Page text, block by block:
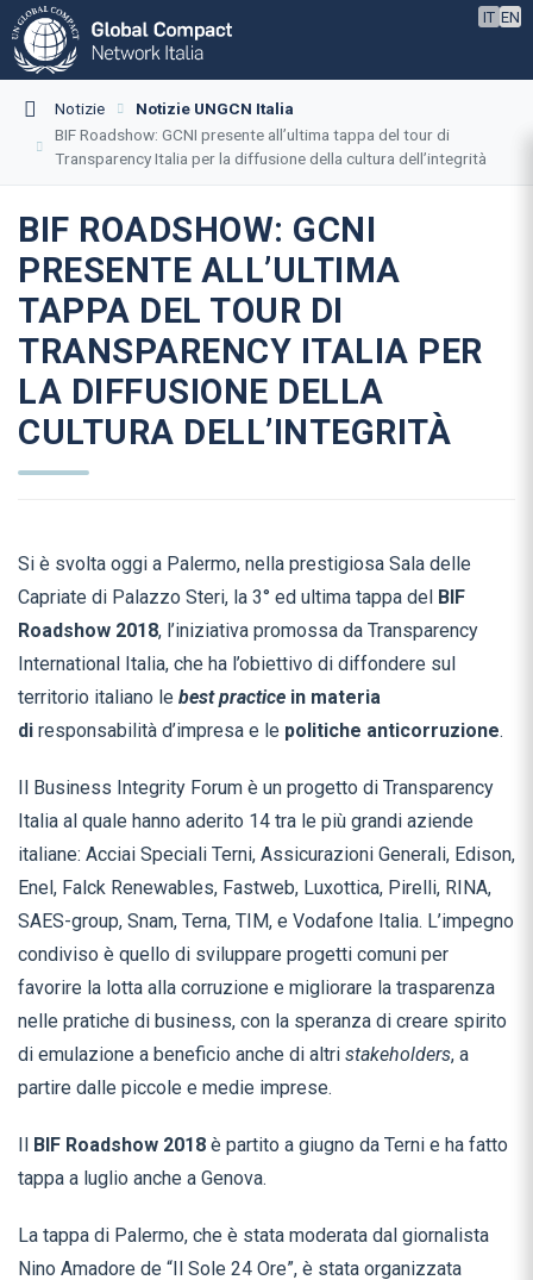
IT EN
Notizie
Notizie UNGCN Italia
BIF Roadshow: GCNI presente all’ultima tappa del tour di
Transparency Italia per la diffusione della cultura dell’integrità
BIF ROADSHOW: GCNI
PRESENTE ALL’ULTIMA
TAPPA DEL TOUR DI
TRANSPARENCY ITALIA PER
LA DIFFUSIONE DELLA
CULTURA DELL’INTEGRITÀ
Si è svolta oggi a Palermo, nella prestigiosa Sala delle
Capriate di Palazzo Steri, la 3° ed ultima tappa del BIF
Roadshow 2018, l’iniziativa promossa da Transparency
International Italia, che ha l’obiettivo di diffondere sul
territorio italiano le best practice in materia
di responsabilità d’impresa e le politiche anticorruzione.
Il Business Integrity Forum è un progetto di Transparency
Italia al quale hanno aderito 14 tra le più grandi aziende
italiane: Acciai Speciali Terni, Assicurazioni Generali, Edison,
Enel, Falck Renewables, Fastweb, Luxottica, Pirelli, RINA,
SAES-group, Snam, Terna, TIM, e Vodafone Italia. L’impegno
condiviso è quello di sviluppare progetti comuni per
favorire la lotta alla corruzione e migliorare la trasparenza
nelle pratiche di business, con la speranza di creare spirito
di emulazione a beneficio anche di altri stakeholders, a
partire dalle piccole e medie imprese.
Il BIF Roadshow 2018 è partito a giugno da Terni e ha fatto
tappa a luglio anche a Genova.
La tappa di Palermo, che è stata moderata dal giornalista
Nino Amadore de “Il Sole 24 Ore”, è stata organizzata